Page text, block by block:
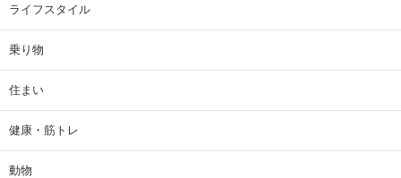
ライフスタイル
乗り物
住まい
健康・筋トレ
動物